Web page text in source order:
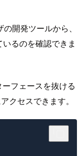
開発ツールから、
るのを確認できま
フェースを抜ける
クセスできます。